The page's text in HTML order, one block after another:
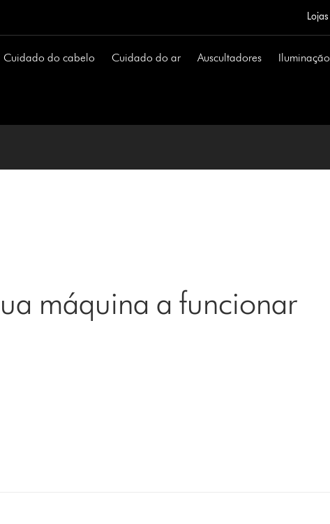
Lojas
Cuidado do cabelo Cuidado do ar Auscultadores Iluminação
máquina a funcionar